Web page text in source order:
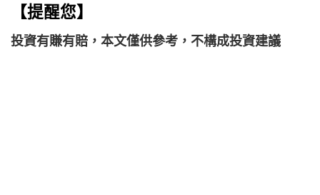
【提醒您】
投資有賺有賠，本文僅供參考，不構成投資建議